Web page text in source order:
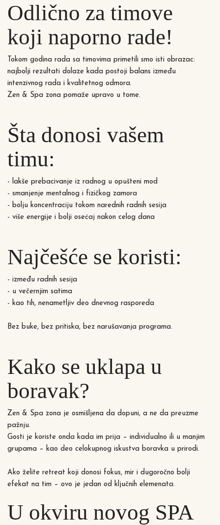
Odlično za timove
koji naporno rade!
Tokom godina rada sa timovima primetili smo isti obrazac:
najbolji rezultati dolaze kada postoji balans između
intenzivnog rada i kvalitetnog odmora.
Zen & Spa zona pomaže upravo u tome.
Šta donosi vašem
timu:
- lakše prebacivanje iz radnog u opušteni mod
- smanjenje mentalnog i fizičkog zamora
- bolju koncentraciju tokom narednih radnih sesija
- više energije i bolji osećaj nakon celog dana
Najčešće se koristi:
- između radnih sesija
- u večernjim satima
- kao tih, nenametljiv deo dnevnog rasporeda
Bez buke, bez pritiska, bez narušavanja programa.
Kako se uklapa u
boravak?
Zen & Spa zona je osmišljena da dopuni, a ne da preuzme
pažnju.
Gosti je koriste onda kada im prija – individualno ili u manjim
grupama – kao deo celokupnog iskustva boravka u prirodi.
Ako želite retreat koji donosi fokus, mir i dugoročno bolji
efekat na tim – ovo je jedan od ključnih elemenata.
U okviru novog SPA